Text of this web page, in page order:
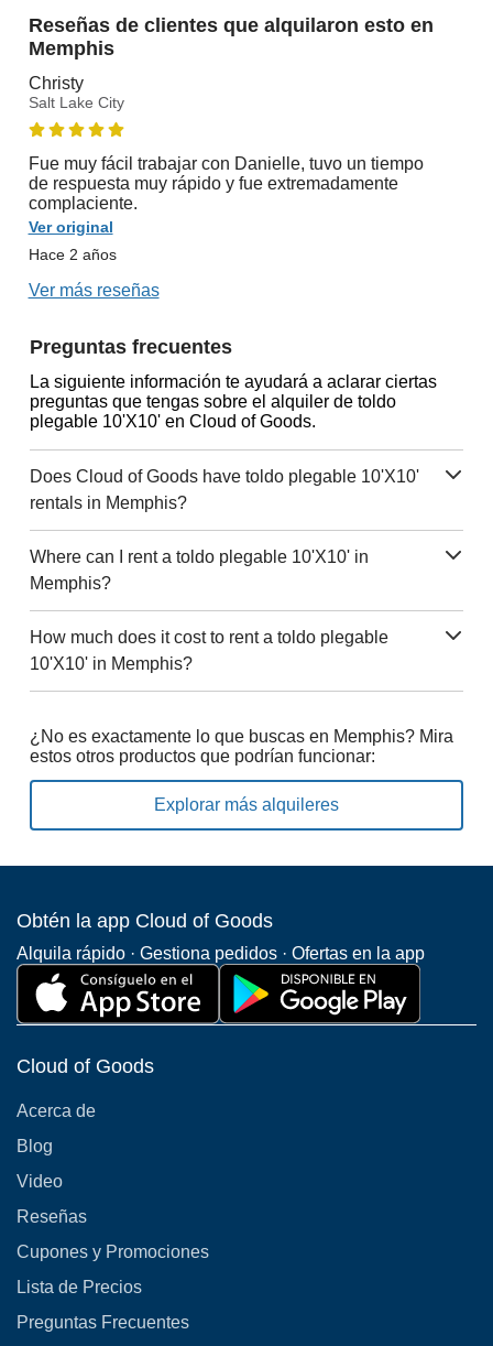
Reseñas de clientes que alquilaron esto en
Memphis
Christy
Salt Lake City
Fue muy fácil trabajar con Danielle, tuvo un tiempo
de respuesta muy rápido y fue extremadamente
complaciente.
Ver original
Hace 2 años
Ver más reseñas
Preguntas frecuentes
La siguiente información te ayudará a aclarar ciertas
preguntas que tengas sobre el alquiler de toldo
plegable 10'X10' en Cloud of Goods.
Does Cloud of Goods have toldo plegable 10'X10'
rentals in Memphis?
Where can I rent a toldo plegable 10'X10' in
Memphis?
How much does it cost to rent a toldo plegable
10'X10' in Memphis?
¿No es exactamente lo que buscas en Memphis? Mira
estos otros productos que podrían funcionar:
Explorar más alquileres
Obtén la app Cloud of Goods
Alquila rápido · Gestiona pedidos · Ofertas en la app
Cloud of Goods
Acerca de
Blog
Video
Reseñas
Cupones y Promociones
Lista de Precios
Preguntas Frecuentes